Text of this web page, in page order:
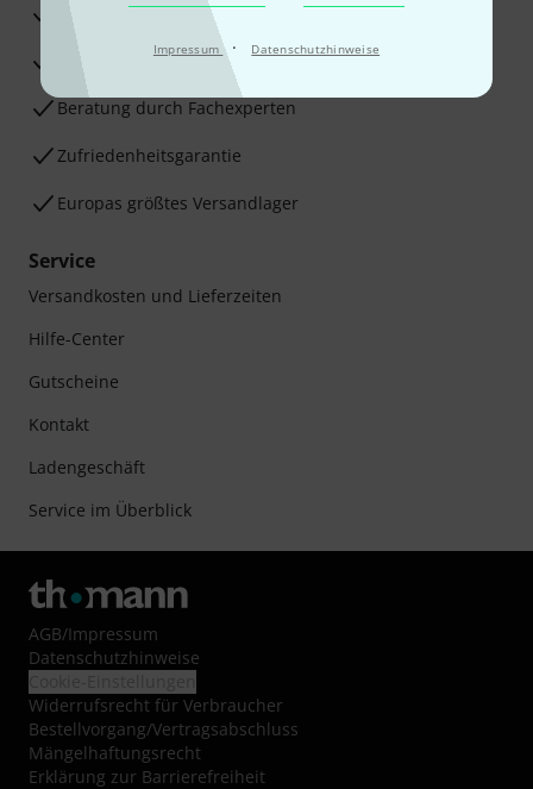
Impressum · Datenschutzhinweise
30 Tage Money-Back-Garantie
Reparaturservice
Beratung durch Fachexperten
Zufriedenheitsgarantie
Europas größtes Versandlager
Service
Versandkosten und Lieferzeiten
Hilfe-Center
Gutscheine
Kontakt
Ladengeschäft
Service im Überblick
AGB/Impressum
Datenschutzhinweise
Widerrufsrecht für Verbraucher
Bestellvorgang/Vertragsabschluss
Mängelhaftungsrecht
Erklärung zur Barrierefreiheit